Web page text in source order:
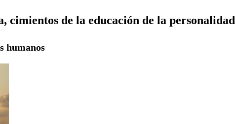
cimientos de la educación de la personalidad
humanos